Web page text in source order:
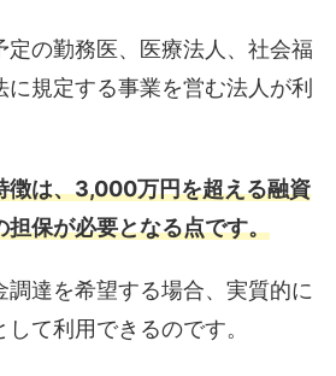
定の勤務医、医療法人、社会福
に規定する事業を営む法人が利
徴は、3,000万円を超える融資
担保が必要となる点です。
達を希望する場合、実質的に
て利用できるのです。